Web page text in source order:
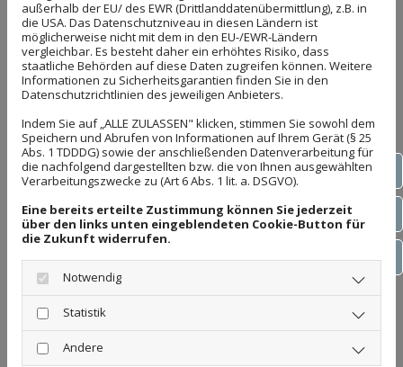
Wem gehört der Zaun? Alles zu
Eigentum, Zaun-Typen & Gestaltung
[Zaun 101]
20. Juni 2025
geachtet werden?
außerhalb der EU/ des EWR (Drittlanddatenübermittlung), z.B. in
die USA. Das Datenschutzniveau in diesen Ländern ist
möglicherweise nicht mit dem in den EU-/EWR-Ländern
vergleichbar. Es besteht daher ein erhöhtes Risiko, dass
staatliche Behörden auf diese Daten zugreifen können. Weitere
Informationen zu Sicherheitsgarantien finden Sie in den
Datenschutzrichtlinien des jeweiligen Anbieters.
Indem Sie auf „ALLE ZULASSEN" klicken, stimmen Sie sowohl dem
Speichern und Abrufen von Informationen auf Ihrem Gerät (§ 25
Abs. 1 TDDDG) sowie der anschließenden Datenverarbeitung für
die nachfolgend dargestellten bzw. die von Ihnen ausgewählten
Verarbeitungszwecke zu (Art 6 Abs. 1 lit. a. DSGVO).
Eine bereits erteilte Zustimmung können Sie jederzeit
über den links unten eingeblendeten Cookie-Button für
die Zukunft widerrufen.
Notwendig
Statistik
Andere